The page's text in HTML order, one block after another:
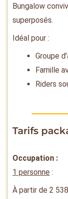
Bungalow
superposés.
Idéal pour :
Groupe
Famille
Riders
Tarifs
Occupation :
1 personne :
À partir de 2 538